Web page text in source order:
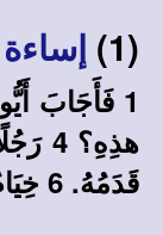
(1)
قَدَمُهُ. 6 خِيَامُ الْمُخَرِّبِينَ مُسْتَرِيحَةٌ، وَالَّذِينَ يُغِيظُونَ اللهَ مُطْمَئِنُّونَ، الَّذِينَ يَأْتُونَ بِإِلهِهِمْ فِي يَدِهِمْ!